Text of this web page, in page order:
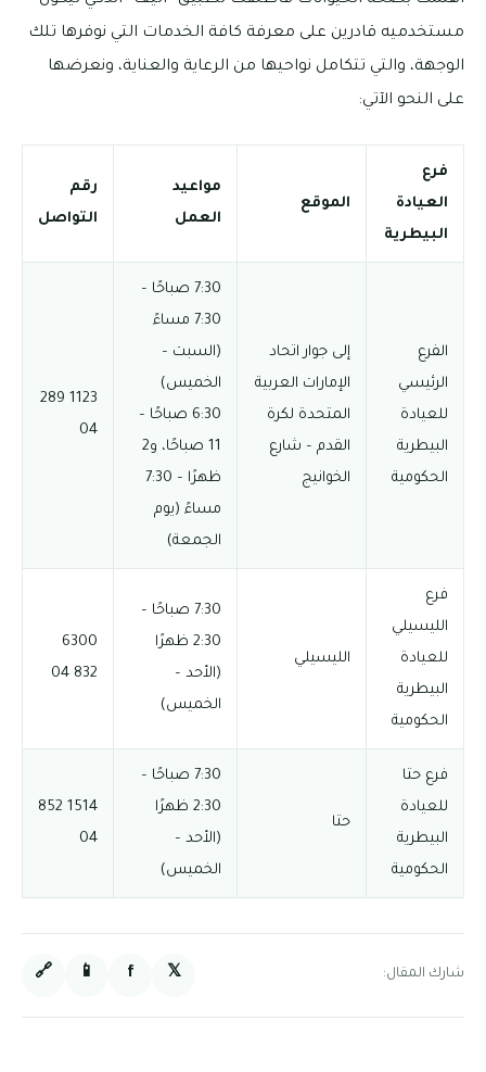
مستخدميه قادرين على معرفة كافة الخدمات التي نوفرها تلك
الوجهة، والتي تتكامل نواحيها من الرعاية والعناية، ونعرضها
على النحو الآتي:
فرع
العيادة
البيطرية
الموقع
مواعيد
العمل
رقم
التواصل
الفرع
الرئيسي
للعيادة
البيطرية
الحكومية
إلى جوار اتحاد
الإمارات العربية
المتحدة لكرة
القدم – شارع
الخوانيج
7:30 صباحًا –
7:30 مساءً
(السبت –
الخميس)
6:30 صباحًا –
11 صباحًا، و2
ظهرًا – 7:30
مساءً (يوم
الجمعة)
1123 289
04
فرع
الليسيلي
للعيادة
البيطرية
الحكومية
الليسيلي
7:30 صباحًا –
2:30 ظهرًا
(الأحد –
الخميس)
6300
832 04
فرع حتا
للعيادة
البيطرية
الحكومية
حتا
7:30 صباحًا –
2:30 ظهرًا
(الأحد –
الخميس)
1514 852
04
شارك المقال: 𝕏
f
📱
🔗